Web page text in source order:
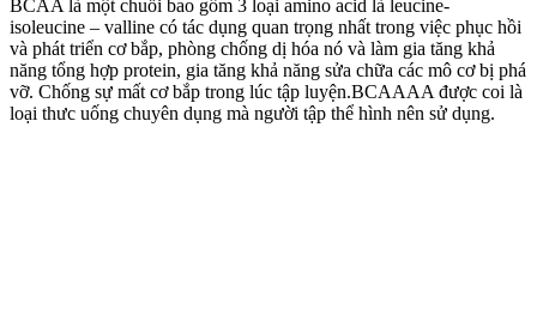
BCAA là một chuỗi bao gồm 3 loại amino acid là leucine-
isoleucine – valline có tác dụng quan trọng nhất trong việc phục hồi
và phát triển cơ bắp, phòng chống dị hóa nó và làm gia tăng khả
năng tổng hợp protein, gia tăng khả năng sửa chữa các mô cơ bị phá
vỡ. Chống sự mất cơ bắp trong lúc tập luyện.BCAAAA được coi là
loại thưc uống chuyên dụng mà người tập thể hình nên sử dụng.